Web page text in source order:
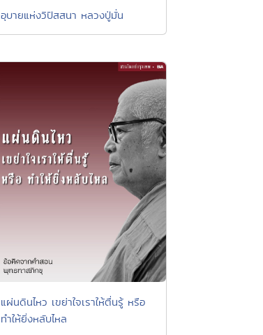
อุบายแห่งวิปัสสนา หลวงปู่มั่น
แผ่นดินไหว เขย่าใจเราให้ตื่นรู้ หรือ
ทำให้ยิ่งหลับไหล